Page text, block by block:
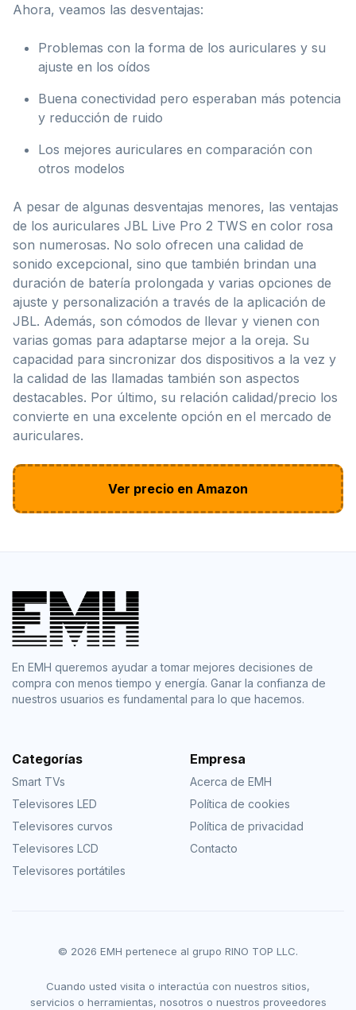
Ahora, veamos las desventajas:
Problemas con la forma de los auriculares y su
ajuste en los oídos
Buena conectividad pero esperaban más potencia
y reducción de ruido
Los mejores auriculares en comparación con
otros modelos
A pesar de algunas desventajas menores, las ventajas
de los auriculares JBL Live Pro 2 TWS en color rosa
son numerosas. No solo ofrecen una calidad de
sonido excepcional, sino que también brindan una
duración de batería prolongada y varias opciones de
ajuste y personalización a través de la aplicación de
JBL. Además, son cómodos de llevar y vienen con
varias gomas para adaptarse mejor a la oreja. Su
capacidad para sincronizar dos dispositivos a la vez y
la calidad de las llamadas también son aspectos
destacables. Por último, su relación calidad/precio los
convierte en una excelente opción en el mercado de
auriculares.
Ver precio en Amazon
En EMH queremos ayudar a tomar mejores decisiones de
compra con menos tiempo y energía. Ganar la confianza de
nuestros usuarios es fundamental para lo que hacemos.
Categorías
Smart TVs
Televisores LED
Televisores curvos
Televisores LCD
Televisores portátiles
Empresa
Acerca de EMH
Política de cookies
Política de privacidad
Contacto
© 2026 EMH pertenece al grupo RINO TOP LLC.
Cuando usted visita o interactúa con nuestros sitios,
servicios o herramientas, nosotros o nuestros proveedores